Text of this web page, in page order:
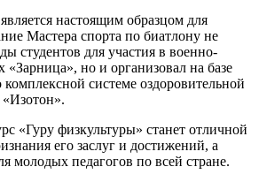
настоящим образцом для
Мастера спорта по биатлону не
студентов для участия в военно-
«Зарница», но и организовал на базе
системе оздоровительной
«Гуру физкультуры» станет отличной
его заслуг и достижений, а
молодых педагогов по всей стране.